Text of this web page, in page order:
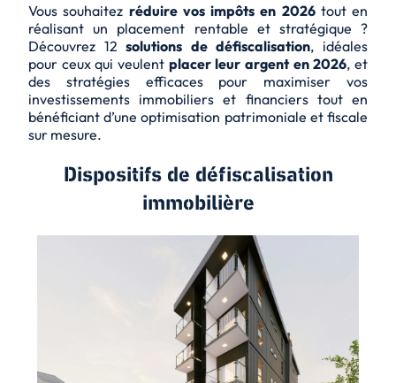
Vous souhaitez réduire vos impôts en 2026tout en
réalisant un placement rentable et stratégique ?
Découvrez 12solutions de défiscalisation, idéales
pour ceux qui veulent placer leur argent en 2026, et
des stratégies efficacespour maximiser vos
investissements immobiliers et financiers tout en
bénéficiant d’une optimisation patrimoniale et fiscale
sur mesure.
Dispositifs de défiscalisation
immobilière